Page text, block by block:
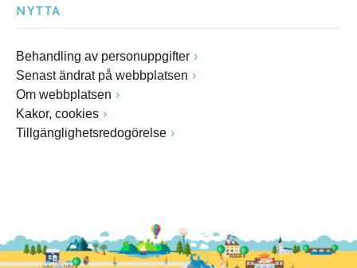
NYTTA
Behandling av personuppgifter
Senast ändrat på webbplatsen
Om webbplatsen
Kakor, cookies
Tillgänglighetsredogörelse